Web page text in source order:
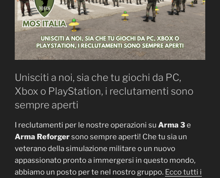
Unisciti a noi, sia che tu giochi da PC,
Xbox o PlayStation, i reclutamenti sono
sempre aperti
I reclutamenti per le nostre operazioni su Arma 3e
Arma Reforgersono sempre aperti! Che tu sia un
veterano della simulazione militare o un nuovo
appassionato pronto a immergersi in questo mondo,
abbiamo un posto per te nel nostro gruppo. Ecco tutti i